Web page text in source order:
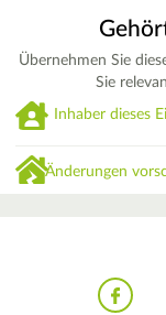
Übernehmen Sie
Sie
Inhaber dieses
Änderungen